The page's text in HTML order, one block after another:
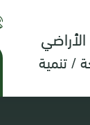
/ تنمية